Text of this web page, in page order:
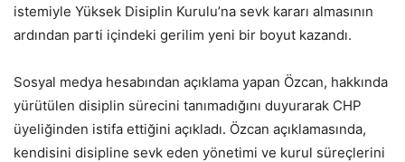
istemiyle Yüksek Disiplin Kurulu’na sevk kararı almasının
ardından parti içindeki gerilim yeni bir boyut kazandı.
Sosyal medya hesabından açıklama yapan Özcan, hakkında
yürütülen disiplin sürecini tanımadığını duyurarak CHP
üyeliğinden istifa ettiğini açıkladı. Özcan açıklamasında,
kendisini disipline sevk eden yönetimi ve kurul süreçlerini